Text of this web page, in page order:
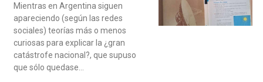
Mientras en Argentina siguen
apareciendo (según las redes
sociales) teorías más o menos
curiosas para explicar la ¿gran
catástrofe nacional?, que supuso
que sólo quedase…